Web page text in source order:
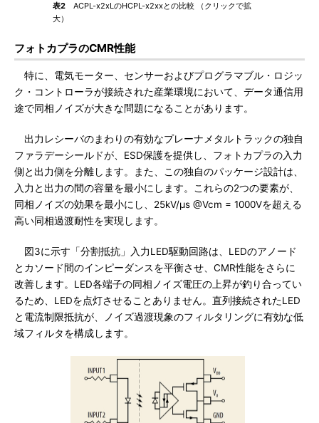
表2 ACPL-x2xLのHCPL-x2xxとの比較 （クリックで拡
大）
フォトカプラのCMR性能
特に、電気モーター、センサーおよびプログラマブル・ロジッ
ク・コントローラが接続された産業環境において、データ通信用
途で同相ノイズが大きな問題になることがあります。
出力レシーバのまわりの有効なプレーナメタルトラックの独自
ファラデーシールドが、ESD保護を提供し、フォトカプラの入力
側と出力側を分離します。また、この独自のパッケージ設計は、
入力と出力の間の容量を最小にします。これらの2つの要素が、
同相ノイズの効果を最小にし、25kV/μs @Vcm = 1000Vを超える
高い同相過渡耐性を実現します。
図3に示す「分割抵抗」入力LED駆動回路は、LEDのアノード
とカソード間のインピーダンスを平衡させ、CMR性能をさらに
改善します。LED各端子の同相ノイズ電圧の上昇が釣り合ってい
るため、LEDを点灯させることありません。直列接続されたLED
と電流制限抵抗が、ノイズ過渡現象のフィルタリングに有効な低
域フィルタを構成します。